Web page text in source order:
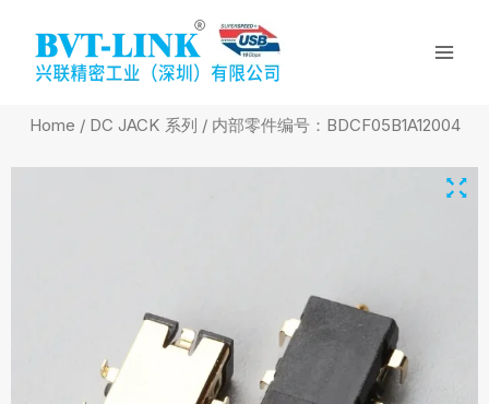
content
Home / DC JACK 系列 / 内部零件编号：BDCF05B1A12004